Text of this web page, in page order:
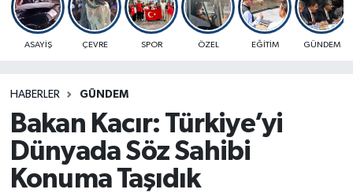
ASAYİŞ ÇEVRE SPOR ÖZEL EĞİTİM GÜNDEM
HABERLER GÜNDEM
Bakan Kacır: Türkiye’yi
Dünyada Söz Sahibi
Konuma Taşıdık
Süper Lig Puan Durumu ve Fikstür
Haber Arşivi